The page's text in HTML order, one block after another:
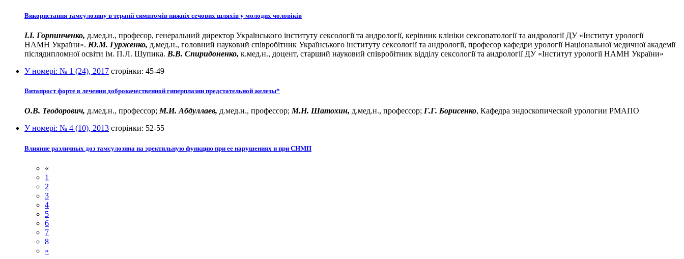
Використання тамсулозину в терапії симптомів нижніх сечових шляхів у молодих чоловіків
І.І. Горпинченко, д.мед.н., професор, генеральний директор Українського інституту сексології та андрології, керівник клініки сексопатології та андрології ДУ «Інститут урології
НАМН України». Ю.М. Гурженко, д.мед.н., головний науковий співробітник Українського інституту сексології та андрології, професор кафедри урології Національної медичної академії
післядипломної освіти ім. П.Л. Шупика. В.В. Спиридоненко, к.мед.н., доцент, старший науковий співробітник відділу сексології та андрології ДУ «Інститут урології НАМН України»
У номері: № 1 (24), 2017 сторінки: 45-49
Витапрост форте в лечении доброкачественной гиперплазии предстательной железы*
О.В. Теодорович, д.мед.н., профессор;М.И. Абдуллаев, д.мед.н., профессор;М.Н. Шатохин, д.мед.н., профессор; Г.Г. Борисенко, Кафедра эндоскопической урологии РМАПО
У номері: № 4 (10), 2013 сторінки: 52-55
Влияние различных доз тамсулозина на эректильную функцию при ее нарушениях и при СНМП
«
1
2
3
4
5
6
7
8
»